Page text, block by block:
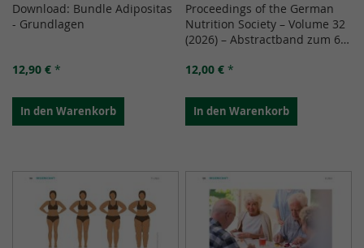
Download: Bundle Adipositas
- Grundlagen
12,90 € *
In den Warenkorb
Proceedings of the German
Nutrition Society – Volume 32
(2026) – Abstractband zum 63.
12,00 € *
In den Warenkorb